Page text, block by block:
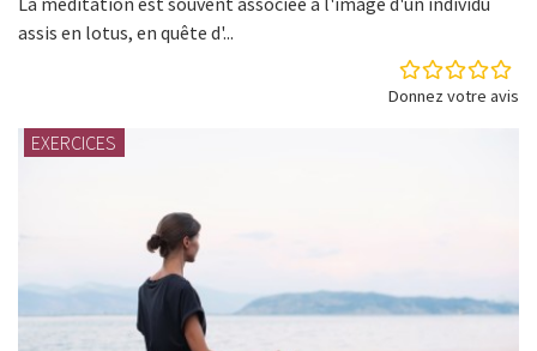
assis en lotus, en quête d'...
Donnez votre avis
EXERCICES